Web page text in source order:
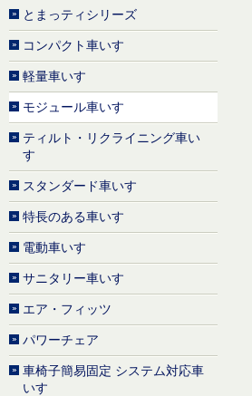
とまっティシリーズ
コンパクト車いす
軽量車いす
モジュール車いす
ティルト・リクライニング車い
す
スタンダード車いす
特長のある車いす
電動車いす
サニタリー車いす
エア・フィッツ
パワーチェア
車椅子簡易固定 システム対応車
いす